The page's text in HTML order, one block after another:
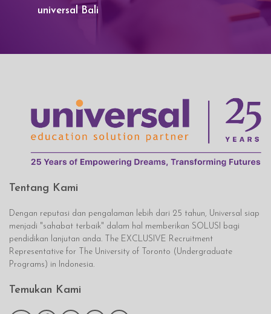
universal Bali
Tentang Kami
Dengan reputasi dan pengalaman lebih dari 25 tahun, Universal siap
menjadi "sahabat terbaik" dalam hal memberikan SOLUSI bagi
pendidikan lanjutan anda. The EXCLUSIVE Recruitment
Representative for The University of Toronto (Undergraduate
Programs) in Indonesia.
Temukan Kami